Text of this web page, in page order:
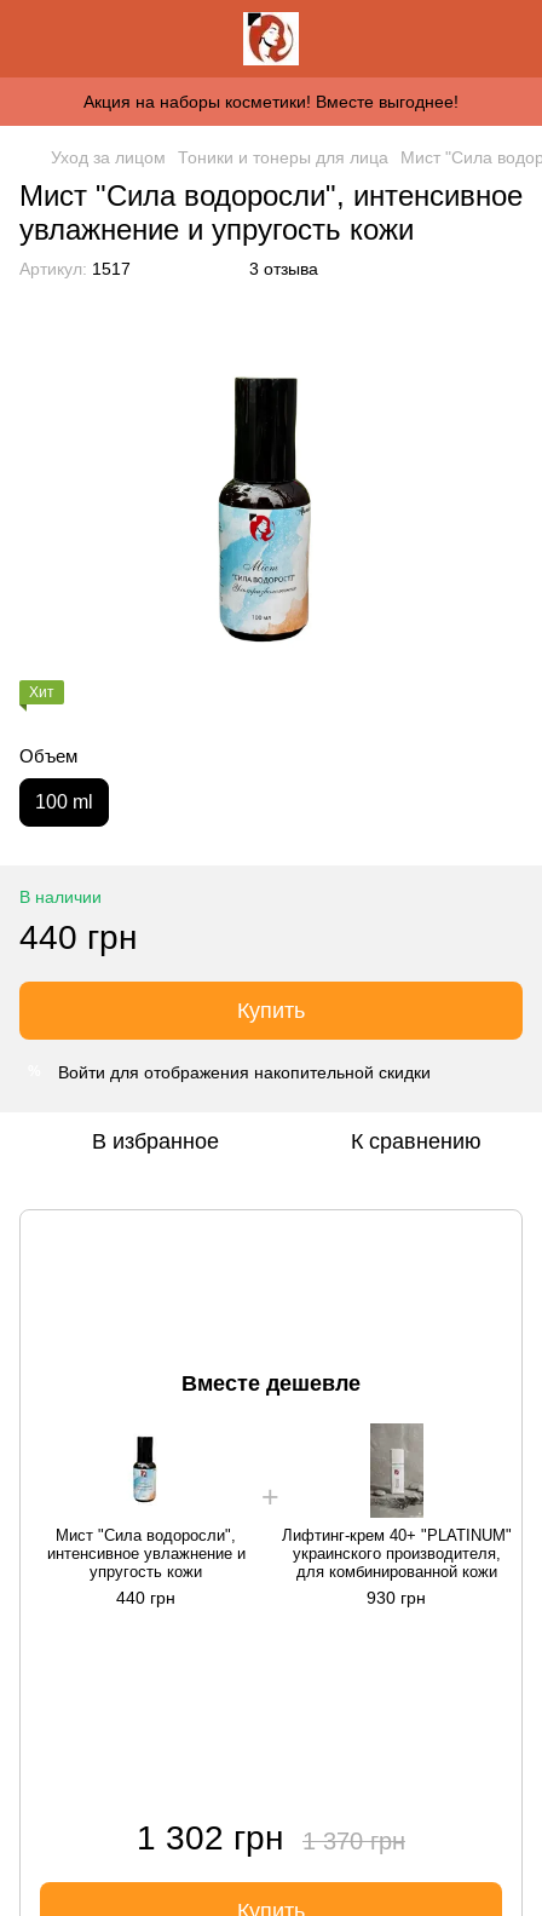
Акция на наборы косметики! Вместе выгоднее!
Уход за лицом Тоники и тонеры для лица Мист "Сила
Мист "Сила водоросли", интенсивное
увлажнение и упругость кожи
Артикул: 1517 3 отзыва
Хит
Объем
100 ml
В наличии
440 грн
Купить
Войти для отображения накопительной скидки
В избранное К сравнению
Вместе дешевле
Мист "Сила водоросли",
интенсивное увлажнение и
упругость кожи
440 грн
Лифтинг-крем 40+ "PLATINUM"
украинского производителя,
для комбинированной кожи
930 грн
1 302 грн 1 370 грн
Купить